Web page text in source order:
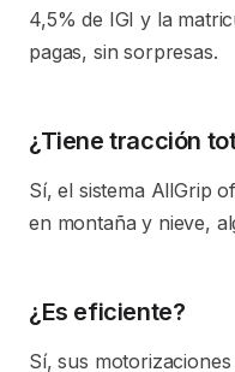
4,5% de IGI y la
pagas, sin sorpresas.
¿Tiene tracción
Sí, el sistema AllGrip
en montaña y nieve,
¿Es eficiente?
Sí, sus